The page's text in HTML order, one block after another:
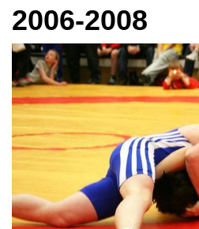
2006-2008